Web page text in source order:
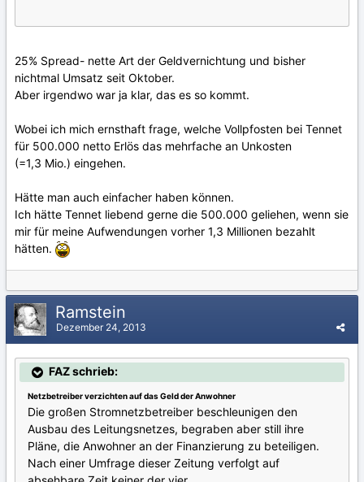
25% Spread- nette Art der Geldvernichtung und bisher
nichtmal Umsatz seit Oktober.
Aber irgendwo war ja klar, das es so kommt.
Wobei ich mich ernsthaft frage, welche Vollpfosten bei Tennet
für 500.000 netto Erlös das mehrfache an Unkosten
(=1,3 Mio.) eingehen.
Hätte man auch einfacher haben können.
Ich hätte Tennet liebend gerne die 500.000 geliehen, wenn sie
mir für meine Aufwendungen vorher 1,3 Millionen bezahlt
hätten.
Ramstein
Dezember 24, 2013
FAZ schrieb:
Netzbetreiber verzichten auf das Geld der Anwohner
Die großen Stromnetzbetreiber beschleunigen den
Ausbau des Leitungsnetzes, begraben aber still ihre
Pläne, die Anwohner an der Finanzierung zu beteiligen.
Nach einer Umfrage dieser Zeitung verfolgt auf